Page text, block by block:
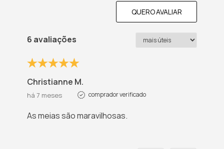
QUERO AVALIAR
6 avaliações
Christianne M.
há 7 meses comprador verificado
As meias são maravilhosas.